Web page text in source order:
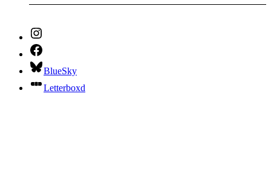
BlueSky
Letterboxd